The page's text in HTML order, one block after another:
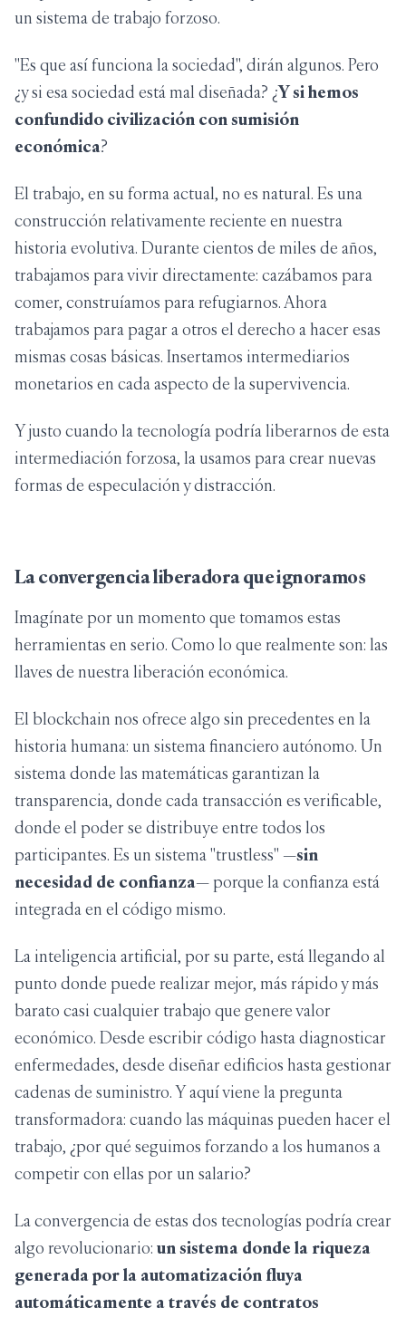
un sistema de trabajo forzoso.
"Es que así funciona la sociedad", dirán algunos. Pero
¿y si esa sociedad está mal diseñada? ¿Y si hemos
confundido civilización con sumisión
económica?
El trabajo, en su forma actual, no es natural. Es una
construcción relativamente reciente en nuestra
historia evolutiva. Durante cientos de miles de años,
trabajamos para vivir directamente: cazábamos para
comer, construíamos para refugiarnos. Ahora
trabajamos para pagar a otros el derecho a hacer esas
mismas cosas básicas. Insertamos intermediarios
monetarios en cada aspecto de la supervivencia.
Y justo cuando la tecnología podría liberarnos de esta
intermediación forzosa, la usamos para crear nuevas
formas de especulación y distracción.
La convergencia liberadora que ignoramos
Imagínate por un momento que tomamos estas
herramientas en serio. Como lo que realmente son: las
llaves de nuestra liberación económica.
El blockchain nos ofrece algo sin precedentes en la
historia humana: un sistema financiero autónomo. Un
sistema donde las matemáticas garantizan la
transparencia, donde cada transacción es verificable,
donde el poder se distribuye entre todos los
participantes. Es un sistema "trustless" —sin
necesidad de confianza— porque la confianza está
integrada en el código mismo.
La inteligencia artificial, por su parte, está llegando al
punto donde puede realizar mejor, más rápido y más
barato casi cualquier trabajo que genere valor
económico. Desde escribir código hasta diagnosticar
enfermedades, desde diseñar edificios hasta gestionar
cadenas de suministro. Y aquí viene la pregunta
transformadora: cuando las máquinas pueden hacer el
trabajo, ¿por qué seguimos forzando a los humanos a
competir con ellas por un salario?
La convergencia de estas dos tecnologías podría crear
algo revolucionario: un sistema donde la riqueza
generada por la automatización fluya
automáticamente a través de contratos